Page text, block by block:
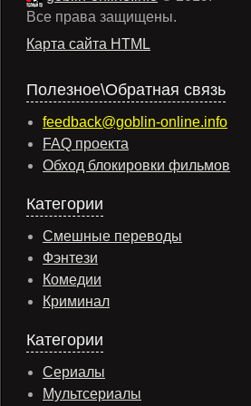
Все права защищены.
Карта сайта HTML
Полезное\Обратная связь
feedback@goblin-online.info
FAQ проекта
Обход блокировки фильмов
Категории
Смешные переводы
Фэнтези
Комедии
Криминал
Категории
Сериалы
Мультсериалы